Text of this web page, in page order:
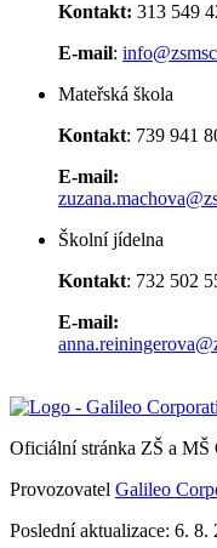
Kontakt: 313 549
E-mail:
Mateřská škola
Kontakt: 739 941
E-mail:
Školní jídelna
Kontakt: 732 502
E-mail:
Oficiální stránka ZŠ a MŠ
Provozovatel Galileo
Poslední aktualizace: 6. 8.